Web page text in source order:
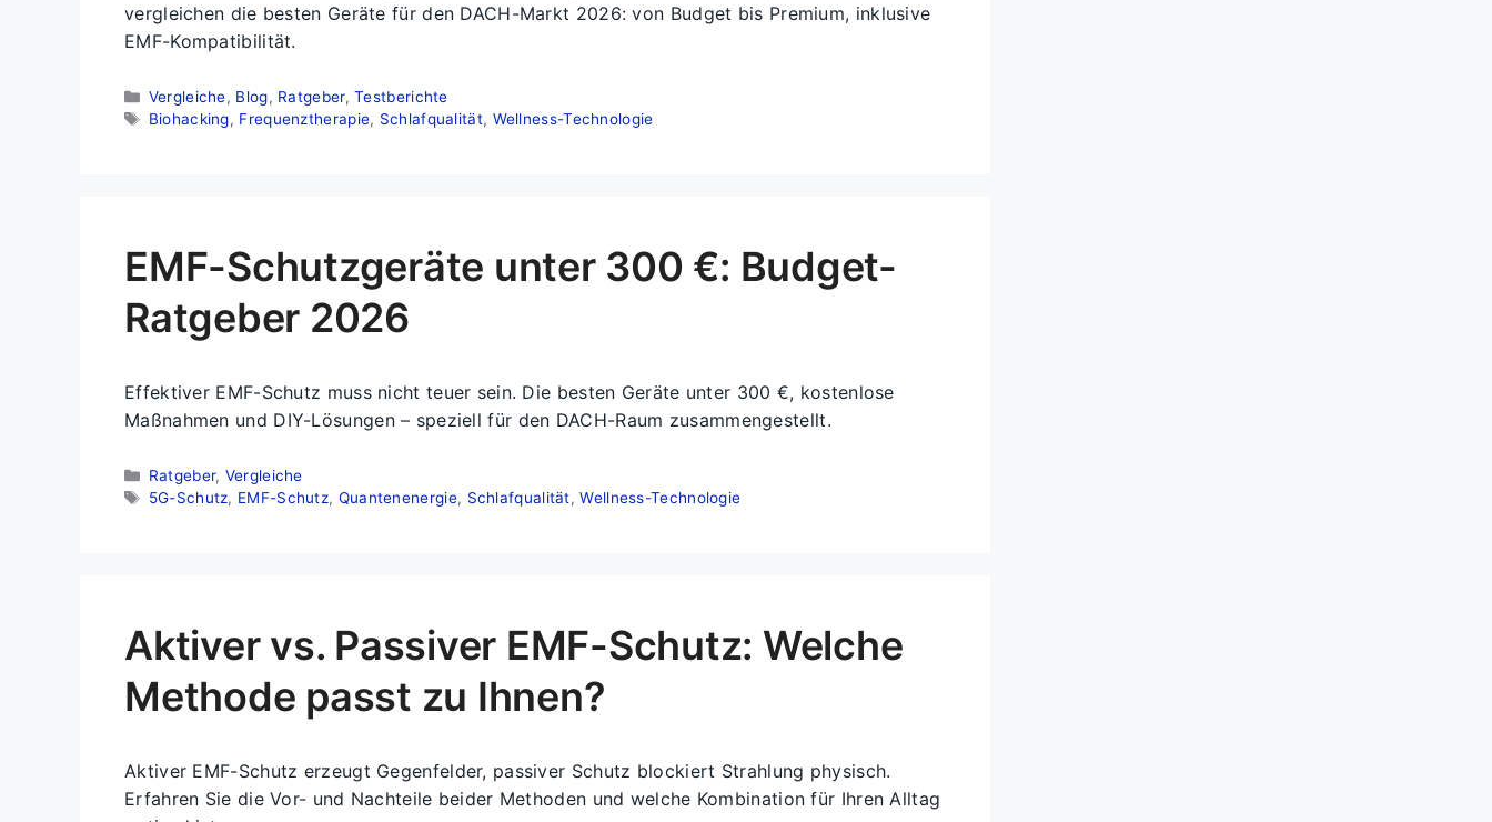
vergleichen die besten Geräte für den DACH-Markt 2026: von Budget bis Premium, inklusive
EMF-Kompatibilität.
Kategorien
Vergleiche, Blog, Ratgeber,Testberichte
Schlagwörter
Biohacking, Frequenztherapie, Schlafqualität, Wellness-Technologie
EMF-Schutzgeräte unter 300 €: Budget-
Ratgeber 2026
Effektiver EMF-Schutz muss nicht teuer sein. Die besten Geräte unter 300 €, kostenlose
Maßnahmen und DIY-Lösungen – speziell für den DACH-Raum zusammengestellt.
Kategorien
Ratgeber, Vergleiche
Schlagwörter
5G-Schutz, EMF-Schutz, Quantenenergie, Schlafqualität,Wellness-Technologie
Aktiver vs. Passiver EMF-Schutz: Welche
Methode passt zu Ihnen?
Aktiver EMF-Schutz erzeugt Gegenfelder, passiver Schutz blockiert Strahlung physisch.
Erfahren Sie die Vor- und Nachteile beider Methoden und welche Kombination für Ihren Alltag